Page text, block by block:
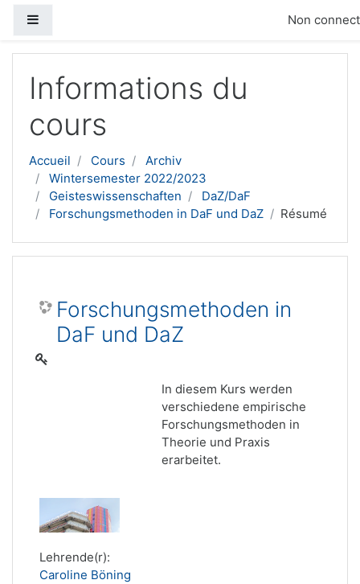
Non
Informations du
cours
Accueil Cours
Archiv
Wintersemester 2022/2023
Geisteswissenschaften
DaZ/DaF
Forschungsmethoden in DaF und DaZ
Résumé
Forschungsmethoden in
DaF und DaZ
In diesem Kurs werden
verschiedene empirische
Forschungsmethoden in
Theorie und Praxis
erarbeitet.
Lehrende(r):
Caroline Böning